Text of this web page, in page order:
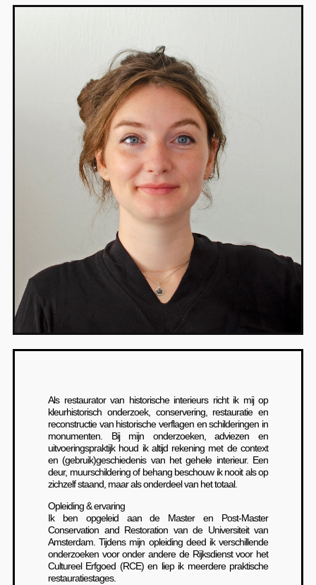
Als restaurator van historische interieurs richt ik mij op
kleurhistorisch onderzoek, conservering, restauratie en
reconstructie van historische verflagen en schilderingen in
monumenten. Bij mijn onderzoeken, adviezen en
uitvoeringspraktijk houd ik altijd rekening met de context
en (gebruik)geschiedenis van het gehele interieur. Een
deur, muurschildering of behang beschouw ik nooit als op
zichzelf staand, maar als onderdeel van het totaal.
Opleiding & ervaring
Ik ben opgeleid aan de Master en Post-Master
Conservation and Restoration van de Universiteit van
Amsterdam. Tijdens mijn opleiding deed ik verschillende
onderzoeken voor onder andere de Rijksdienst voor het
Cultureel Erfgoed (RCE) en liep ik meerdere praktische
restauratiestages.